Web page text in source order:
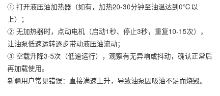
① 打开液压油加热器（如有，加热20-30分钟至油温达到0℃以
上）；
② 无加热器时，点动电机（启动1秒、停止3秒，重复10-15次），
让油泵低速运转逐步带动液压油流动；
③ 空载升降3-5次（低速运行），观察有无异响或抖动，确认正常后
再加载使用。
新疆用户常见错误：直接满速上升，导致油泵因吸油不足而烧毁。